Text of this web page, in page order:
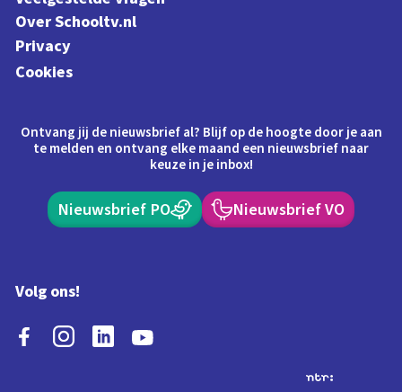
Over Schooltv.nl
Privacy
Cookies
Ontvang jij de nieuwsbrief al? Blijf op de hoogte door je aan
te melden en ontvang elke maand een nieuwsbrief naar
keuze in je inbox!
Nieuwsbrief PO Nieuwsbrief VO
Volg ons!